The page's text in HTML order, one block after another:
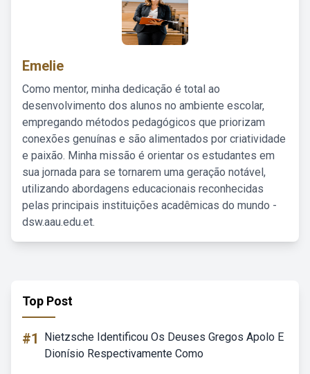
Emelie
Como mentor, minha dedicação é total ao
desenvolvimento dos alunos no ambiente escolar,
empregando métodos pedagógicos que priorizam
conexões genuínas e são alimentados por criatividade
e paixão. Minha missão é orientar os estudantes em
sua jornada para se tornarem uma geração notável,
utilizando abordagens educacionais reconhecidas
pelas principais instituições acadêmicas do mundo -
dsw.aau.edu.et.
Top Post
#1
Nietzsche Identificou Os Deuses Gregos Apolo E
Dionísio Respectivamente Como